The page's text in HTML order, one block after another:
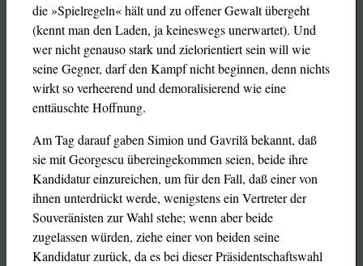
die »Spielregeln« hält und zu offener Gewalt übergeht
(kennt man den Laden, ja keineswegs unerwartet). Und
wer nicht genauso stark und zielorientiert sein will wie
seine Gegner, darf den Kampf nicht beginnen, denn nichts
wirkt so verheerend und demoralisierend wie eine
enttäuschte Hoffnung.
Am Tag darauf gaben Simion und Gavrilă bekannt, daß
sie mit Georgescu übereingekommen seien, beide ihre
Kandidatur einzureichen, um für den Fall, daß einer von
ihnen unterdrückt werde, wenigstens ein Vertreter der
Souveränisten zur Wahl stehe; wenn aber beide
zugelassen würden, ziehe einer von beiden seine
Kandidatur zurück, da es bei dieser Präsidentschaftswahl